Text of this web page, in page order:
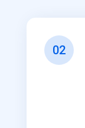
02